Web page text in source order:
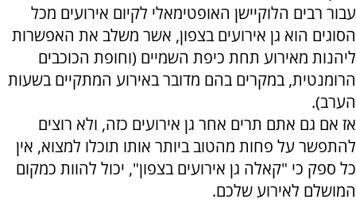
עבור רבים הלוקיישן האופטימאלי לקיום אירועים מכל
הסוגים הוא גן אירועים בצפון, אשר משלב את האפשרות
ליהנות מאירוע תחת כיפת השמיים (וחופת הכוכבים
הרומנטית, במקרים בהם מדובר באירוע המתקיים בשעות
הערב).
אז אם גם אתם תרים אחר גן אירועים כזה, ולא רוצים
להתפשר על פחות מהטוב ביותר אותו תוכלו למצוא, אין
כל ספק כי "קאלה גן אירועים בצפון", יכול להוות כמקום
המושלם לאירוע שלכם.